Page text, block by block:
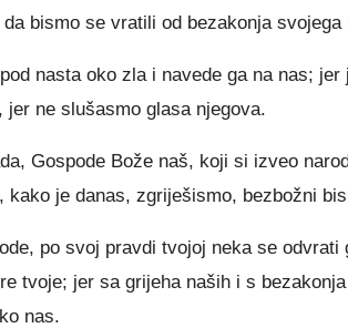
bismo se vratili od bezakonja
nasta oko zla i navede ga na nas;
jer ne slušasmo glasa njegova.
Gospode Bože naš, koji si izveo
kako je danas, zgriješismo, bezbožni
po svoj pravdi tvojoj neka se
tvoje; jer sa grijeha naših i s
nas.